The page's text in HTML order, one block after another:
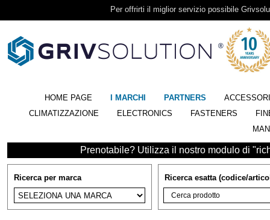
Per offrirti il miglior servizio possibile
HOME PAGE I MARCHI PARTNERS
ACCESSORI
CLIMATIZZAZIONE
ELECTRONICS FASTENERS
Prenotabile? Utilizza il nostro modulo di
Ricerca per marca Ricerca esatta (codice/